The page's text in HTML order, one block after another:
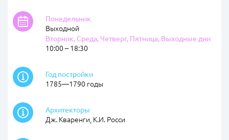
Понедельник
Выходной
Вторник, Среда, Четверг, Пятница, Выходные дни
10:00 – 18:30
Год постройки
1785—1790 годы
Архитекторы
Дж. Кваренги, К.И. Росси